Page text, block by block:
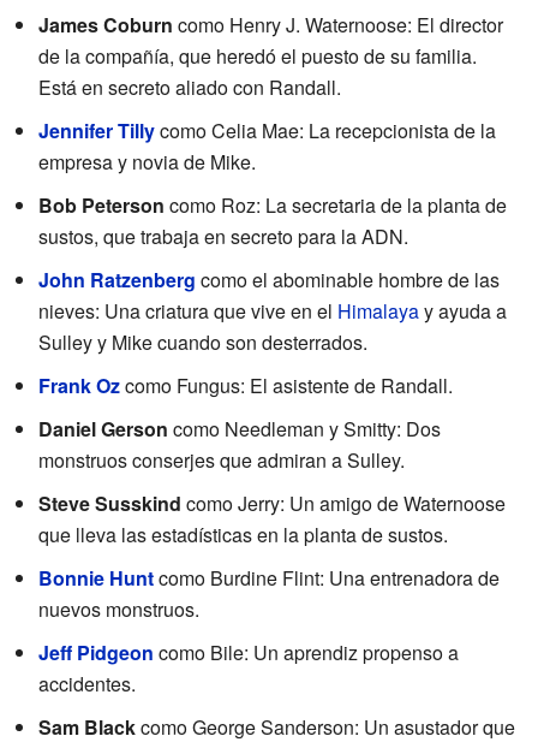
James Coburn como Henry J. Waternoose: El director
de la compañía, que heredó el puesto de su familia.
Está en secreto aliado con Randall.
Jennifer Tillycomo Celia Mae: La recepcionista de la
empresa y novia de Mike.
Bob Peterson como Roz: La secretaria de la planta de
sustos, que trabaja en secreto para la ADN.
John Ratzenberg como el abominable hombre de las
nieves: Una criatura que vive en el Himalayay ayuda a
Sulley y Mike cuando son desterrados.
Frank Ozcomo Fungus: El asistente de Randall.
Daniel Gerson como Needleman y Smitty: Dos
monstruos conserjes que admiran a Sulley.
Steve Susskind como Jerry: Un amigo de Waternoose
que lleva las estadísticas en la planta de sustos.
Bonnie Huntcomo Burdine Flint: Una entrenadora de
nuevos monstruos.
Jeff Pidgeon como Bile: Un aprendiz propenso a
accidentes.
Sam Blackcomo George Sanderson: Un asustador que